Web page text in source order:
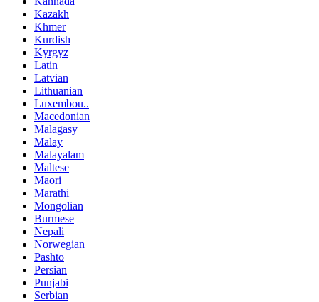
Kazakh
Khmer
Kurdish
Kyrgyz
Latin
Latvian
Lithuanian
Luxembou..
Macedonian
Malagasy
Malay
Malayalam
Maltese
Maori
Marathi
Mongolian
Burmese
Nepali
Norwegian
Pashto
Persian
Punjabi
Serbian